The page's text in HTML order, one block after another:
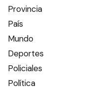
Provincia
País
Mundo
Deportes
Policiales
Política